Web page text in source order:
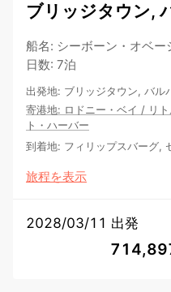
ブリッジタウン,
船名: シーボーン・オベー
日数: 7泊
出発地: ブリッジタウン, バル
寄港地: ロドニー・ベイ / リ
ト・ハーバー
到着地: フィリップスバーグ,
旅程を表示
2028/03/11 出発